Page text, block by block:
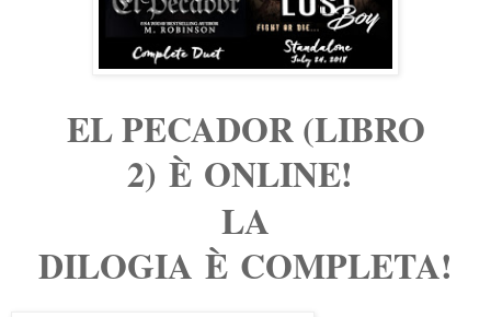
EL PECADOR (LIBRO
2) È ONLINE!
LA
DILOGIA È COMPLETA!